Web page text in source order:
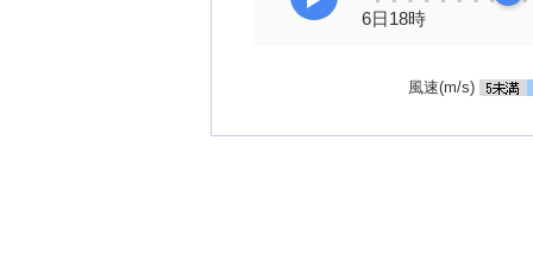
6日18時
風速(m/s)